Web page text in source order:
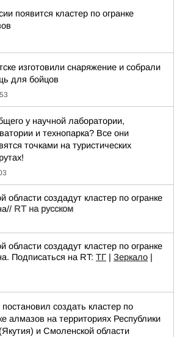
появится кластер по огранке
изготовили снаряжение и собрали
для бойцов
у научной лаборатории,
и технопарка? Все они
точками на туристических
области создадут кластер по огранке
RT на русском
области создадут кластер по огранке
Подписаться на RT: ТГ | Зеркало |
постановил создать кластер по
алмазов на территориях Республики
и Смоленской области